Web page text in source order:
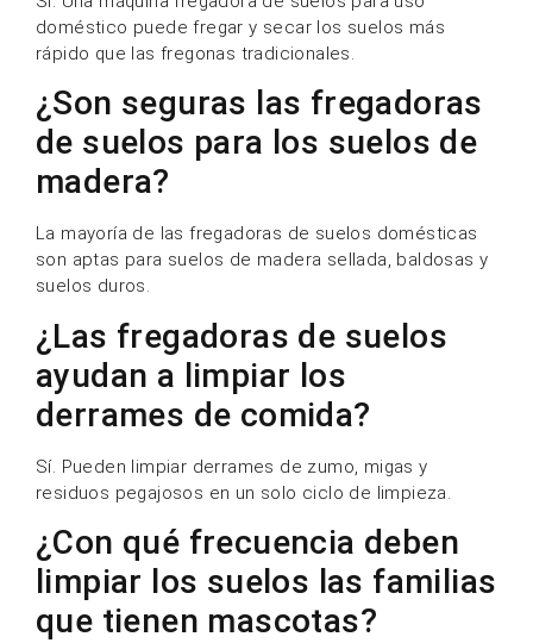
doméstico puede fregar y secar los suelos más
rápido que las fregonas tradicionales.
¿Son seguras las fregadoras
de suelos para los suelos de
madera?
La mayoría de las fregadoras de suelos domésticas
son aptas para suelos de madera sellada, baldosas y
suelos duros.
¿Las fregadoras de suelos
ayudan a limpiar los
derrames de comida?
Sí. Pueden limpiar derrames de zumo, migas y
residuos pegajosos en un solo ciclo de limpieza.
¿Con qué frecuencia deben
limpiar los suelos las familias
que tienen mascotas?